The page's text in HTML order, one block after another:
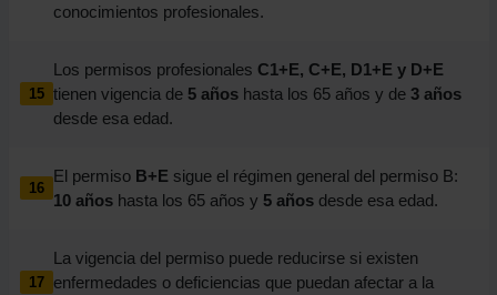
conocimientos profesionales.
15
Los permisos profesionales C1+E, C+E, D1+E y D+E
tienen vigencia de 5 añoshasta los 65 años y de 3 años
desde esa edad.
16
El permiso B+E sigue el régimen general del permiso B:
10 añoshasta los 65 años y 5 añosdesde esa edad.
17
La vigencia del permiso puede reducirse si existen
enfermedades o deficiencias que puedan afectar a la